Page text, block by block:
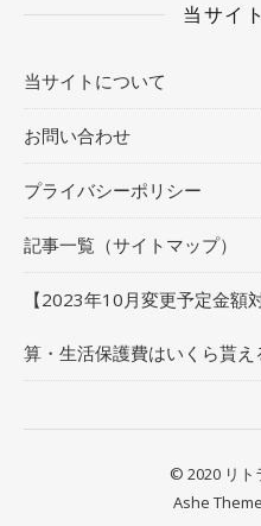
当サイ
当サイトについて
お問い合わせ
プライバシーポリシー
記事一覧（サイトマップ）
【2023年10月変更予定金額
算・生活保護費はいくら貰え
© 2020 リト
Ashe